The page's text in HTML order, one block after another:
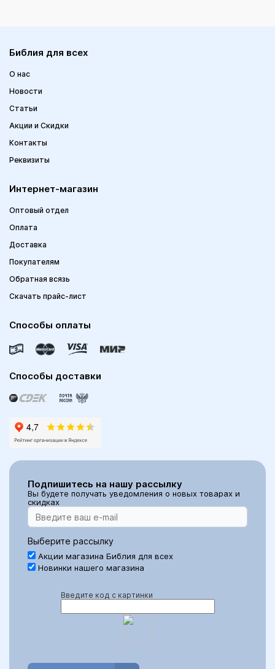
Библия для всех
О нас
Новости
Статьи
Акции и Скидки
Контакты
Реквизиты
Интернет-магазин
Оптовый отдел
Оплата
Доставка
Покупателям
Обратная всязь
Скачать прайс-лист
Способы оплаты
Способы доставки
Подпишитесь на нашу рассылку
Вы будете получать уведомления о новых товарах и
скидках
Выберите рассылку
Акции магазина Библия для всех
Новинки нашего магазина
Введите код с картинки